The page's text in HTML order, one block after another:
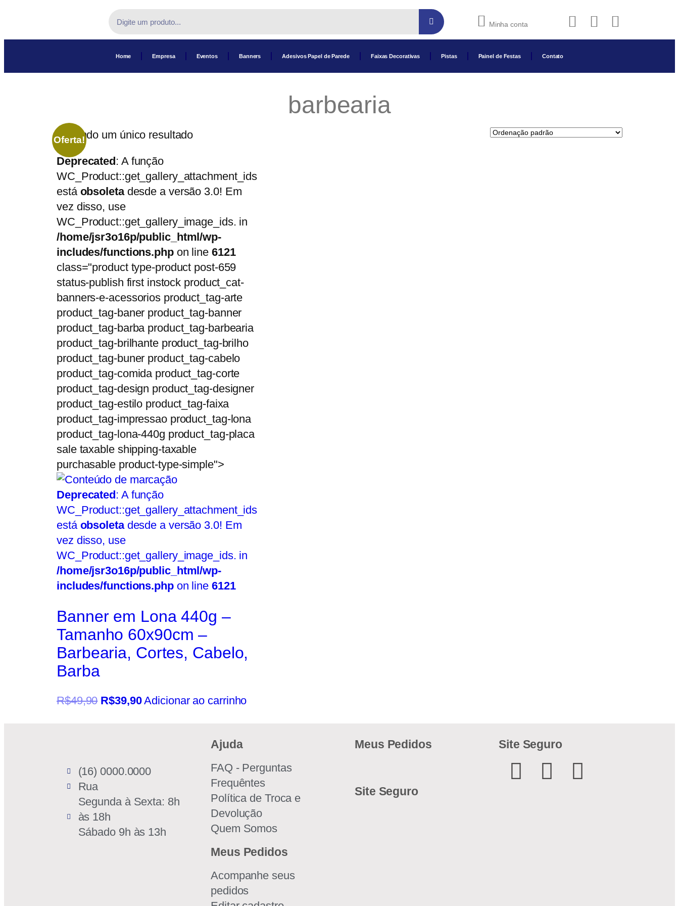
Minha conta
Home Empresa Eventos Banners Adesivos Papel de Parede Faixas Decorativas Pistas Painel de Festas Contato
barbearia
Exibindo um único resultado
Deprecated: A função
WC_Product::get_gallery_attachment_ids
está obsoletadesde a versão 3.0! Em
vez disso, use
WC_Product::get_gallery_image_ids. in
/home/jsr3o16p/public_html/wp-
includes/functions.phpon line 6121
class="product type-product post-659
status-publish first instock product_cat-
banners-e-acessorios product_tag-arte
product_tag-baner product_tag-banner
product_tag-barba product_tag-barbearia
product_tag-brilhante product_tag-brilho
product_tag-buner product_tag-cabelo
product_tag-comida product_tag-corte
product_tag-design product_tag-designer
product_tag-estilo product_tag-faixa
product_tag-impressao product_tag-lona
product_tag-lona-440g product_tag-placa
sale taxable shipping-taxable
purchasable product-type-simple">
Oferta!
Deprecated: A função
WC_Product::get_gallery_attachment_ids
está obsoletadesde a versão 3.0! Em
vez disso, use
WC_Product::get_gallery_image_ids. in
/home/jsr3o16p/public_html/wp-
includes/functions.phpon line 6121
Banner em Lona 440g –
Tamanho 60x90cm –
Barbearia, Cortes, Cabelo,
Barba
R$49,90 R$39,90Adicionar ao carrinho
(16) 0000.0000
Rua
Segunda à Sexta: 8h
às 18h
Sábado 9h às 13h
Ajuda
FAQ - Perguntas
Frequêntes
Política de Troca e
Devolução
Quem Somos
Meus Pedidos
Acompanhe seus
pedidos
Meus Pedidos
Site Seguro
Site Seguro